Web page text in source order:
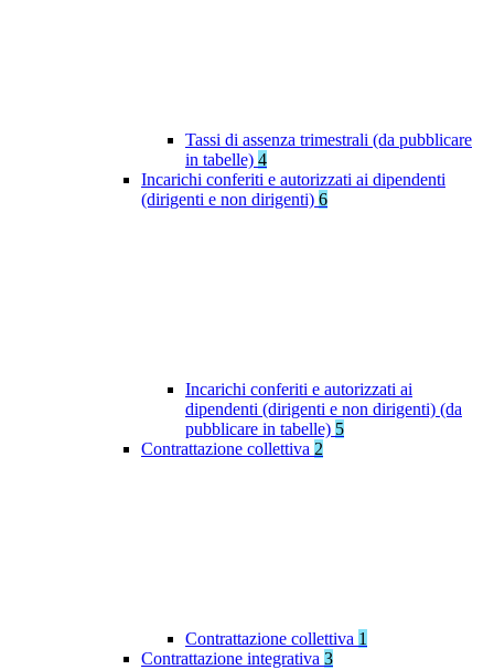
Tassi di assenza trimestrali (da pubblicare
in tabelle) 4
Incarichi conferiti e autorizzati ai dipendenti
(dirigenti e non dirigenti) 6
Incarichi conferiti e autorizzati ai
dipendenti (dirigenti e non dirigenti) (da
pubblicare in tabelle) 5
Contrattazione collettiva 2
Contrattazione collettiva 1
Contrattazione integrativa 3